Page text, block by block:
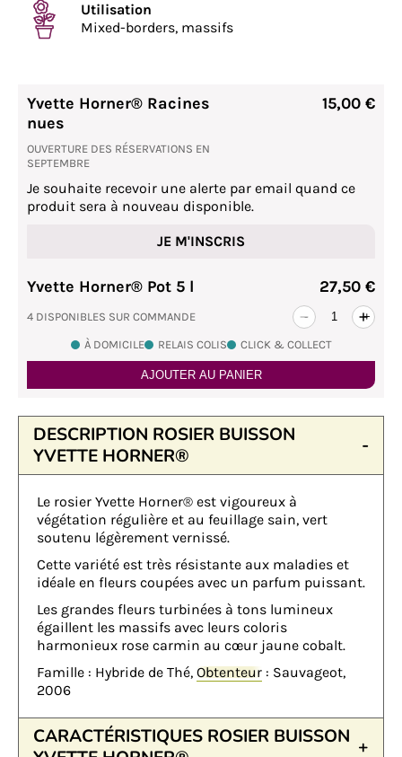
Utilisation
Mixed-borders, massifs
Yvette Horner® Racines
nues
OUVERTURE DES RÉSERVATIONS EN
SEPTEMBRE
15,00 €
Je souhaite recevoir une alerte par email quand ce
produit sera à nouveau disponible.
JE M'INSCRIS
Yvette Horner® Pot 5 l
4 DISPONIBLES SUR COMMANDE - +
27,50 €
À DOMICILE RELAIS COLIS CLICK & COLLECT
AJOUTER AU PANIER
DESCRIPTION ROSIER BUISSON
YVETTE HORNER®
Le rosier Yvette Horner® est vigoureux à
végétation régulière et au feuillage sain, vert
soutenu légèrement vernissé.
Cette variété est très résistante aux maladies et
idéale en fleurs coupées avec un parfum puissant.
Les grandes fleurs turbinées à tons lumineux
égaillent les massifs avec leurs coloris
harmonieux rose carmin au cœur jaune cobalt.
Famille : Hybride de Thé, Obtenteur : Sauvageot,
2006
CARACTÉRISTIQUES ROSIER BUISSON